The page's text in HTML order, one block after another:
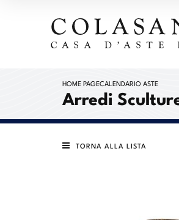
HOME PAGECALENDARIO ASTE
Arredi
TORNA ALLA LISTA